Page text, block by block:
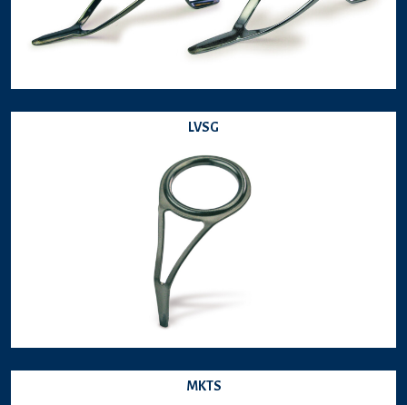
LVSG
MKTS